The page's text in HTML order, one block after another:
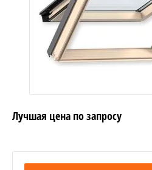
Лучшая цена по запросу